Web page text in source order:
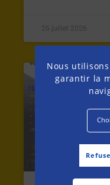
Nous
garantir la
26 juillet 2026